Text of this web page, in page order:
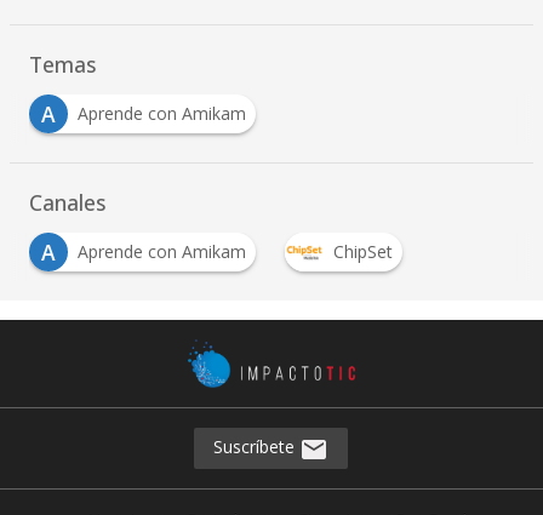
Temas
A
Aprende con Amikam
Canales
A
Aprende con Amikam ChipSet
Suscríbete